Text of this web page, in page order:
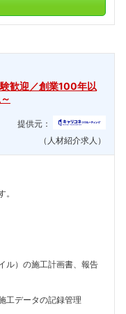
歓迎／創業100年以
提供元：
（人材紹介求人）
ル）の施工計画書、報告
工データの記録管理